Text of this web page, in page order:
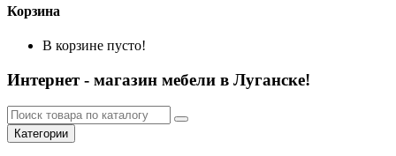
Корзина
В корзине пусто!
Интернет - магазин мебели в Луганске!
Категории